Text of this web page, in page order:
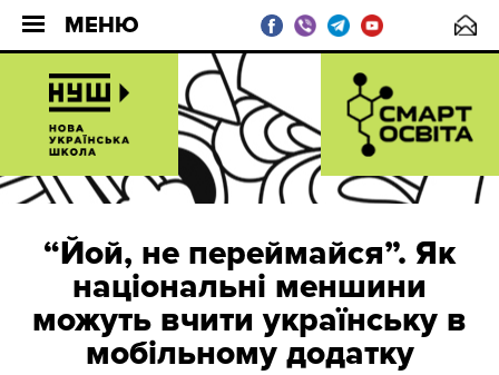
МЕНЮ
“Йой, не переймайся”. Як
національні меншини
можуть вчити українську в
мобільному додатку